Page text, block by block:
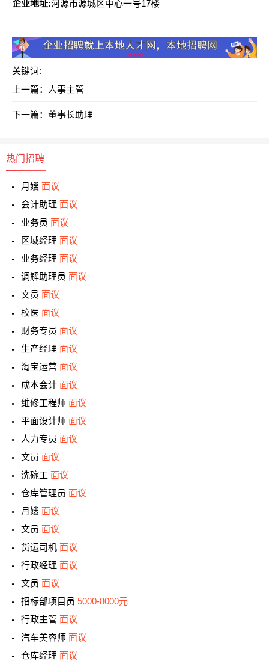
企业地址:河源市源城区中心一号17楼
关键词:
上一篇：
人事主管
下一篇： 董事长助理
热门招聘
月嫂 面议
会计助理 面议
业务员 面议
区域经理 面议
业务经理 面议
调解助理员 面议
文员 面议
校医 面议
财务专员 面议
生产经理 面议
淘宝运营 面议
成本会计 面议
维修工程师 面议
平面设计师 面议
人力专员 面议
文员 面议
洗碗工 面议
仓库管理员 面议
月嫂 面议
文员 面议
货运司机 面议
行政经理 面议
文员 面议
招标部项目员 5000-8000元
行政主管 面议
汽车美容师 面议
仓库经理 面议